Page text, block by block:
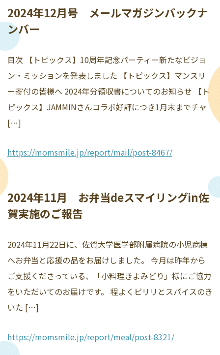
2024年12月号 メールマガジンバックナ
ンバー
目次 【トピックス】10周年記念パーティー新たなビジョ
ン・ミッションを発表しました 【トピックス】マンスリ
ー寄付の皆様へ 2024年分領収書についてのお知らせ 【ト
ピックス】JAMMINさんコラボ好評につき1月末までチャ
[…]
https://momsmile.jp/report/mail/post-8467/
2024年11月 お弁当deスマイリングin佐
賀実施のご報告
2024年11月22日に、佐賀大学医学部附属病院の小児病棟
へお弁当と応援の品をお届けしました。 今月は昨年から
ご支援くださっている、「小料理きよみどり」様にご協力
をいただいてのお届けです。 程よくピリリとスパイスのき
いた […]
https://momsmile.jp/report/meal/post-8321/